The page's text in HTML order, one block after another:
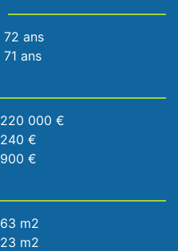
72 ans
71 ans
220 000 €
240 €
900 €
63 m2
23 m2